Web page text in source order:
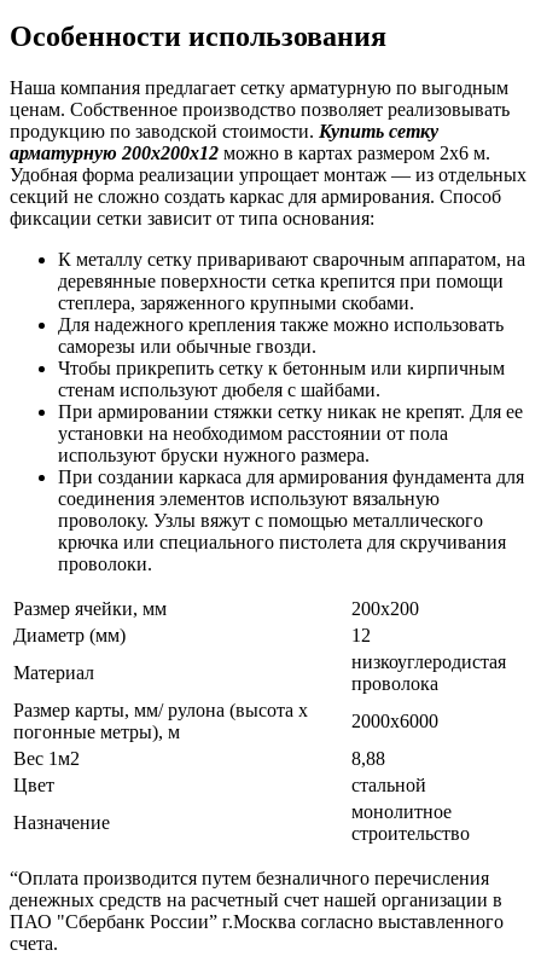
Особенности использования
Наша компания предлагает сетку арматурную по выгодным
ценам. Собственное производство позволяет реализовывать
продукцию по заводской стоимости. Купить сетку
арматурную 200х200х12 можно в картах размером 2х6 м.
Удобная форма реализации упрощает монтаж — из отдельных
секций не сложно создать каркас для армирования. Способ
фиксации сетки зависит от типа основания:
К металлу сетку приваривают сварочным аппаратом, на
деревянные поверхности сетка крепится при помощи
степлера, заряженного крупными скобами.
Для надежного крепления также можно использовать
саморезы или обычные гвозди.
Чтобы прикрепить сетку к бетонным или кирпичным
стенам используют дюбеля с шайбами.
При армировании стяжки сетку никак не крепят. Для ее
установки на необходимом расстоянии от пола
используют бруски нужного размера.
При создании каркаса для армирования фундамента для
соединения элементов используют вязальную
проволоку. Узлы вяжут с помощью металлического
крючка или специального пистолета для скручивания
проволоки.
Размер ячейки, мм
200х200
Диаметр (мм)
12
Материал
низкоуглеродистая
проволока
Размер карты, мм/ рулона (высота х
погонные метры), м
2000х6000
Вес 1м2
8,88
Цвет
стальной
Назначение
монолитное
строительство
“Оплата производится путем безналичного перечисления
денежных средств на расчетный счет нашей организации в
ПАО "Сбербанк России” г.Москва согласно выставленного
счета.